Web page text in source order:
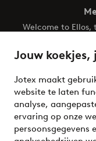
Jouw koekjes,
Jotex maakt
website te laten
analyse,
ervaring op onze
persoonsgegevens
Welcome to Ellos,
your